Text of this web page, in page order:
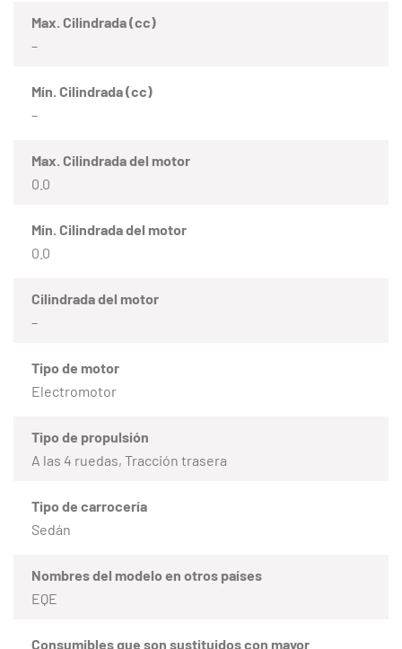
Max. Cilindrada (cc)
–
Mín. Cilindrada (cc)
–
Max. Cilindrada del motor
0.0
Mín. Cilindrada del motor
0.0
Cilindrada del motor
–
Tipo de motor
Electromotor
Tipo de propulsión
A las 4 ruedas, Tracción trasera
Tipo de carrocería
Sedán
Nombres del modelo en otros países
EQE
Consumibles que son sustituidos con mayor